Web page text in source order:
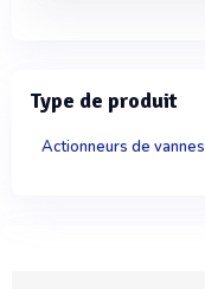
Type de produit
Actionneurs de vannes